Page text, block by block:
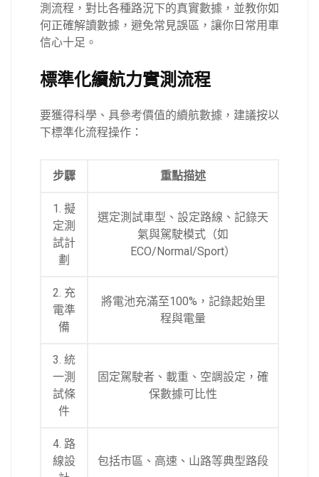
測流程，對比各種路況下的真實數據，並教你如
何正確解讀數據，避免常見誤區，讓你日常用車
信心十足。
標準化續航力實測流程
要獲得科學、具參考價值的續航數據，建議按以
下標準化流程操作：
步驟 重點描述
1. 擬
定測
試計
劃
選定測試車型、設定路線、記錄天
氣與駕駛模式（如
ECO/Normal/Sport）
2. 充
電準
備
將電池充滿至100%，記錄起始里
程與電量
3. 統
一測
試條
件
固定駕駛者、載重、空調設定，確
保數據可比性
4. 路
線設
包括市區、高速、山路等典型路段